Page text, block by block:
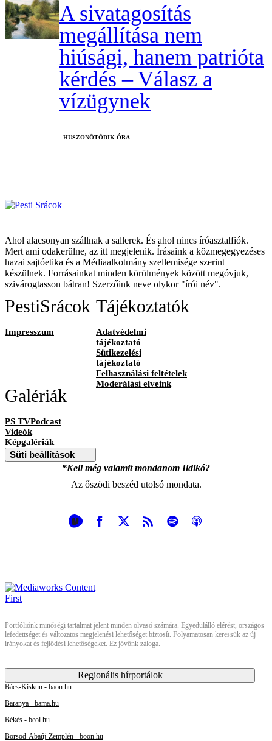
A sivatagosítás
megállítása nem
hiúsági, hanem patrióta
kérdés – Válasz a
vízügynek
HUSZONÖTÖDIK ÓRA
Ahol alacsonyan szállnak a sallerek. És ahol nincs íróasztalfiók.
Mert ami odakerülne, az itt megjelenik. Írásaink a közmegegyezéses
hazai sajtóetika és a Médiaalkotmány szellemisége szerint
készülnek. Forrásainkat minden körülmények között megóvjuk,
szivárogtasson bátran! Szerzőink neve olykor "írói név".
PestiSrácok
Impresszum
Tájékoztatók
Adatvédelmi
tájékoztató
Sütikezelési
tájékoztató
Felhasználási feltételek
Moderálási elveink
Galériák
PS TVPodcast
Videók
Képgalériák
Süti beállítások
*Kell még valamit mondanom Ildikó?
Az őszödi beszéd utolsó mondata.
Portfóliónk minőségi tartalmat jelent minden olvasó számára. Egyedülálló elérést, országos
lefedettséget és változatos megjelenési lehetőséget biztosít. Folyamatosan keressük az új
irányokat és fejlődési lehetőségeket. Ez jövőnk záloga.
Regionális hírportálok
Bács-Kiskun - baon.hu
Baranya - bama.hu
Békés - beol.hu
Borsod-Abaúj-Zemplén - boon.hu